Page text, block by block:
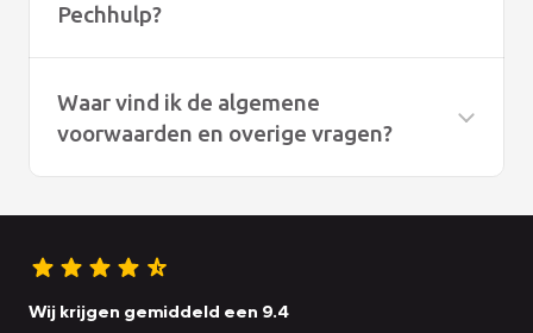
Pechhulp?
Waar vind ik de algemene
voorwaarden en overige vragen?
Onze algemene voorwaarden vindt uhier
Wij krijgen gemiddeld een 9.4